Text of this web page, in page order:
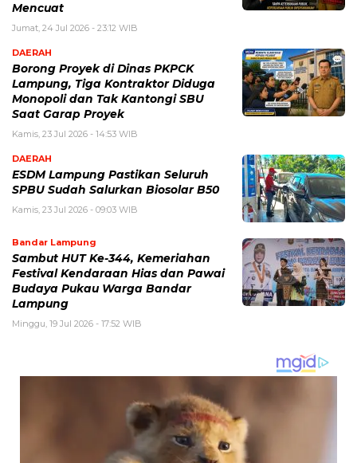
Mencuat
Jumat, 24 Jul 2026 - 23:12 WIB
DAERAH
Borong Proyek di Dinas PKPCK
Lampung, Tiga Kontraktor Diduga
Monopoli dan Tak Kantongi SBU
Saat Garap Proyek
Kamis, 23 Jul 2026 - 14:53 WIB
DAERAH
ESDM Lampung Pastikan Seluruh
SPBU Sudah Salurkan Biosolar B50
Kamis, 23 Jul 2026 - 09:03 WIB
Bandar Lampung
Sambut HUT Ke-344, Kemeriahan
Festival Kendaraan Hias dan Pawai
Budaya Pukau Warga Bandar
Lampung
Minggu, 19 Jul 2026 - 17:52 WIB